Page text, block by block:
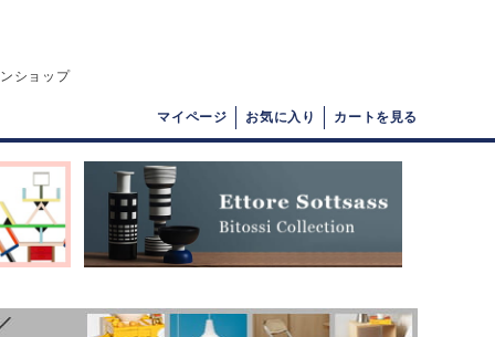
ショップ
マイページ お気に入り カートを見る